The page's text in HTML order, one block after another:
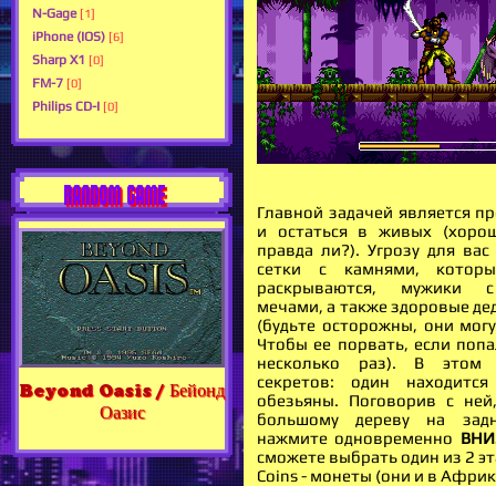
N-Gage [1]
iPhone (IOS) [6]
Sharp X1 [0]
FM-7 [0]
Philips CD-I [0]
RANDOM GAME
Beyond Oasis / Бейонд
Оазис
Главной задачей является
и остаться в живых
правда ли?). Угрозу для
сетки с камнями,
раскрываются, мужики
мечами, а также здоровые
(будьте осторожны, они
Чтобы ее порвать, если
несколько раз). В этом
секретов: один
обезьяны. Поговорив с
большому дереву на
нажмите одновременно
сможете выбрать один из 2
Coins - монеты (они и в